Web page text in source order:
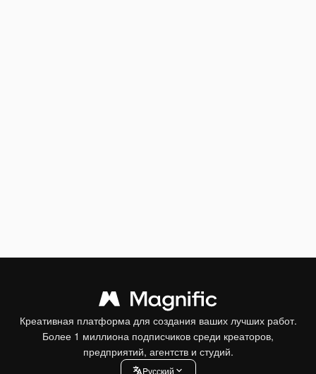
Креативная платформа для создания ваших лучших работ.
Более 1 миллиона подписчиков среди креаторов,
предприятий, агентств и студий.
Pусский